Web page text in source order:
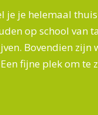
je je helemaal
op school van
Bovendien zijn
fijne plek om te